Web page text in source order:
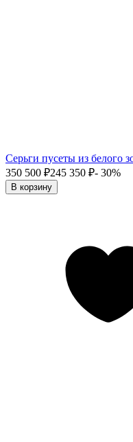
Серьги пусеты из белого
350 500 ₽245 350 ₽- 30%
В корзину